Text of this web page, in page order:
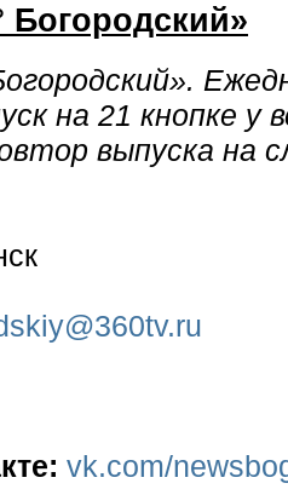
Богородский»
на 21 кнопке у
выпуска на
vk.com/